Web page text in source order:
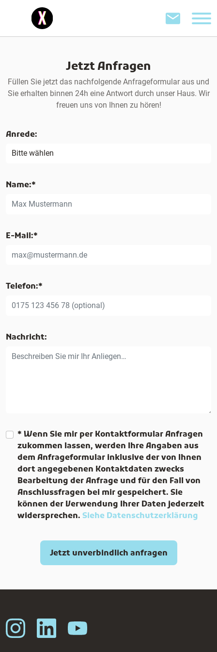
Jetzt Anfragen
Füllen Sie jetzt das nachfolgende Anfrageformular aus und
Sie erhalten binnen 24h eine Antwort durch unser Haus. Wir
freuen uns von Ihnen zu hören!
Anrede:
Name:*
E-Mail:*
Telefon:*
Nachricht:
* Wenn Sie mir per Kontaktformular Anfragen
zukommen lassen, werden Ihre Angaben aus
dem Anfrageformular inklusive der von Ihnen
dort angegebenen Kontaktdaten zwecks
Bearbeitung der Anfrage und für den Fall von
Anschlussfragen bei mir gespeichert. Sie
können der Verwendung Ihrer Daten jederzeit
widersprechen. Siehe Datenschutzerklärung
Jetzt unverbindlich anfragen